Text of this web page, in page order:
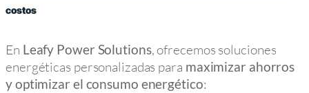
costos
En Leafy Power Solutions, ofrecemos soluciones
energéticas personalizadas para maximizar ahorros
y optimizar el consumo energético: